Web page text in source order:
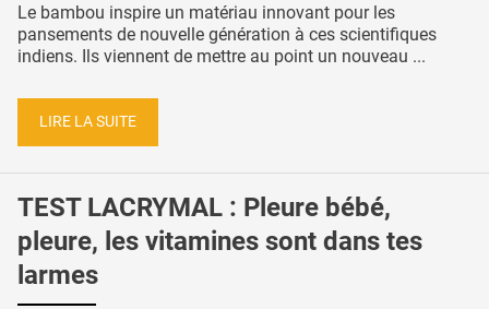
Le bambou inspire un matériau innovant pour les
pansements de nouvelle génération à ces scientifiques
indiens. Ils viennent de mettre au point un nouveau ...
LIRE LA SUITE
TEST LACRYMAL : Pleure bébé,
pleure, les vitamines sont dans tes
larmes